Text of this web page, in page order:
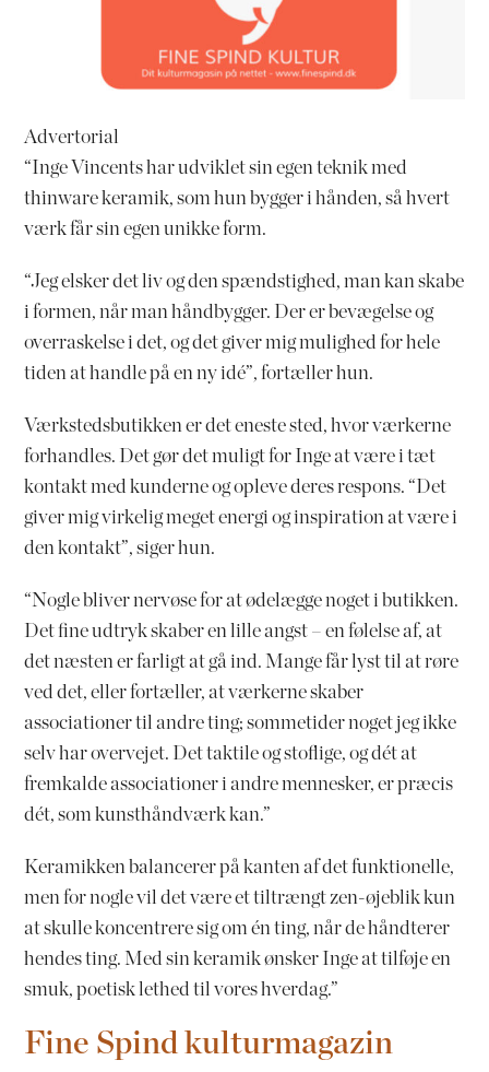
Advertorial
“Inge Vincents har udviklet sin egen teknik med
thinware keramik, som hun bygger i hånden, så hvert
værk får sin egen unikke form.
“Jeg elsker det liv og den spændstighed, man kan skabe
i formen, når man håndbygger. Der er bevægelse og
overraskelse i det, og det giver mig mulighed for hele
tiden at handle på en ny idé”, fortæller hun.
Værkstedsbutikken er det eneste sted, hvor værkerne
forhandles. Det gør det muligt for Inge at være i tæt
kontakt med kunderne og opleve deres respons. “Det
giver mig virkelig meget energi og inspiration at være i
den kontakt”, siger hun.
“Nogle bliver nervøse for at ødelægge noget i butikken.
Det fine udtryk skaber en lille angst – en følelse af, at
det næsten er farligt at gå ind. Mange får lyst til at røre
ved det, eller fortæller, at værkerne skaber
associationer til andre ting; sommetider noget jeg ikke
selv har overvejet. Det taktile og stoflige, og dét at
fremkalde associationer i andre mennesker, er præcis
dét, som kunsthåndværk kan.”
Keramikken balancerer på kanten af det funktionelle,
men for nogle vil det være et tiltrængt zen-øjeblik kun
at skulle koncentrere sig om én ting, når de håndterer
hendes ting. Med sin keramik ønsker Inge at tilføje en
smuk, poetisk lethed til vores hverdag.”
Fine Spind kulturmagazin